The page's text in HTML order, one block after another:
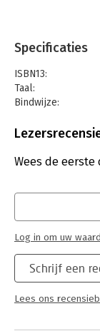
Specificaties
ISBN13:
Taal:
Bindwijze:
Uitgever:
Wees de
Schrijf een
Lees ons
Log in om uw